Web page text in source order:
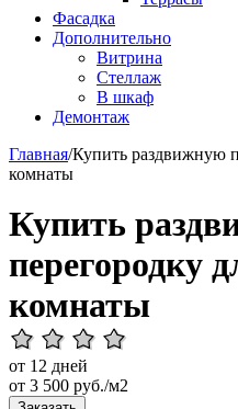
Фасадка
Дополнительно
Витрина
Стеллаж
В шкаф
Демонтаж
Главная/Купить раздвижную
комнаты
Купить
перегородку
комнаты
от 12 дней
от 3 500 руб./м2